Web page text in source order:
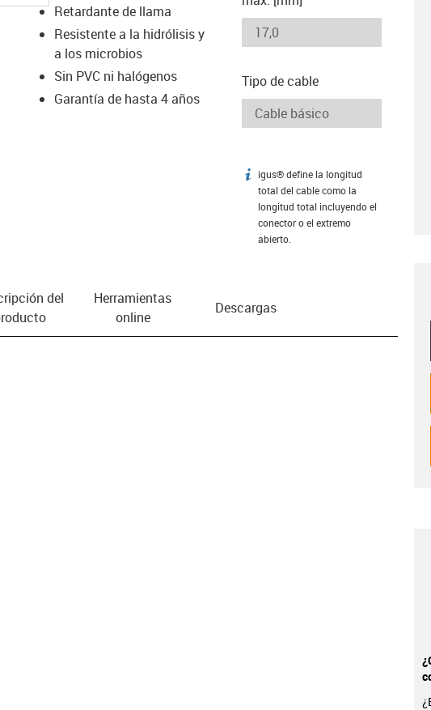
Retardante de llama
Resistente a la hidrólisis y
a los microbios
Sin PVC ni halógenos
Garantía de hasta 4 años
Tipo de cable
igus-icon-info
igus® define la longitud
total del cable como la
longitud total incluyendo el
conector o el extremo
abierto.
del
Herramientas
online
Descargas